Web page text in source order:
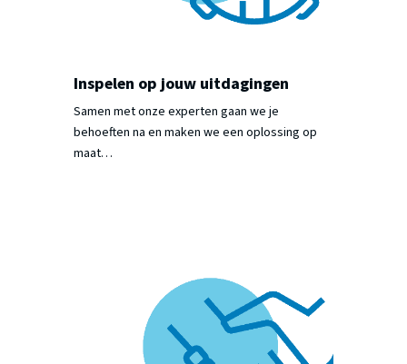
Inspelen op jouw uitdagingen
Samen met onze experten gaan we je
behoeften na en maken we een oplossing op
maat…